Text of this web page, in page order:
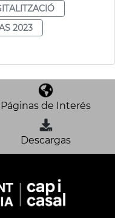
2023
Páginas de Interés
Descargas